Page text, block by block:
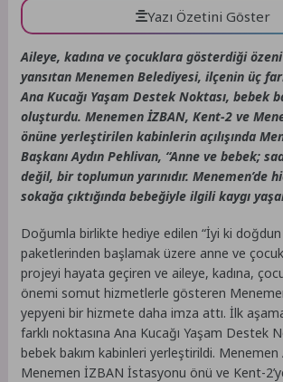
Yazı Özetini Göster
Aileye, kadına ve çocuklara gösterdiği
yansıtan Menemen Belediyesi, ilçenin üç
Ana Kucağı Yaşam Destek Noktası, bebek
oluşturdu. Menemen İZBAN, Kent-2 ve
önüne yerleştirilen kabinlerin açılışında
Başkanı Aydın Pehlivan, “Anne ve bebek;
değil, bir toplumun yarınıdır. Menemen’de
sokağa çıktığında bebeğiyle ilgili kaygı
Doğumla birlikte hediye edilen “İyi ki doğdun
paketlerinden başlamak üzere anne ve
projeyi hayata geçiren ve aileye, kadına,
önemi somut hizmetlerle gösteren
yepyeni bir hizmete daha imza attı. İlk
farklı noktasına Ana Kucağı Yaşam Destek
bebek bakım kabinleri yerleştirildi. Menemen
Menemen İZBAN İstasyonu önü ve Kent-